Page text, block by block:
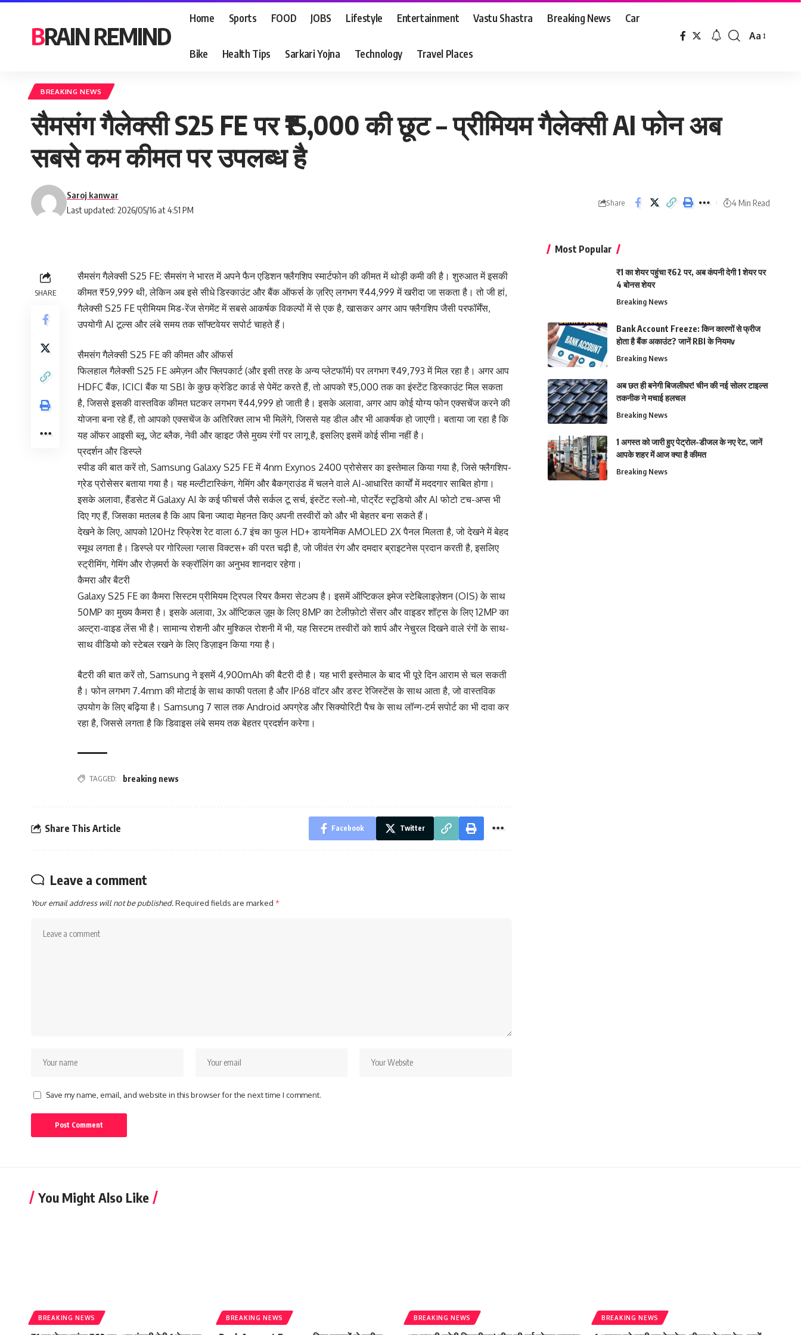
BRAIN REMIND
Home Sports FOOD JOBS Lifestyle Entertainment Vastu Shastra Breaking News Car
Bike Health Tips Sarkari Yojna Technology Travel Places
Font
Aa
BREAKING NEWS
सैमसंग गैलेक्सी S25 FE पर ₹15,000 की छूट – प्रीमियम गैलेक्सी AI फोन अब
सबसे कम कीमत पर उपलब्ध है
Last updated: 2026/05/16 at 4:51 PM
Saroj kanwar
Share 4 Min Read
SHARE
सैमसंग गैलेक्सी S25 FE: सैमसंग ने भारत में अपने फैन एडिशन फ्लैगशिप स्मार्टफोन की कीमत में थोड़ी कमी की है। शुरुआत में इसकी
कीमत ₹59,999 थी, लेकिन अब इसे सीधे डिस्काउंट और बैंक ऑफर्स के ज़रिए लगभग ₹44,999 में खरीदा जा सकता है। तो जी हां,
गैलेक्सी S25 FE प्रीमियम मिड-रेंज सेगमेंट में सबसे आकर्षक विकल्पों में से एक है, खासकर अगर आप फ्लैगशिप जैसी परफॉर्मेंस,
उपयोगी AI टूल्स और लंबे समय तक सॉफ्टवेयर सपोर्ट चाहते हैं।
सैमसंग गैलेक्सी S25 FE की कीमत और ऑफर्स
फिलहाल गैलेक्सी S25 FE अमेज़न और फ्लिपकार्ट (और इसी तरह के अन्य प्लेटफॉर्म) पर लगभग ₹49,793 में मिल रहा है। अगर आप
HDFC बैंक, ICICI बैंक या SBI के कुछ क्रेडिट कार्ड से पेमेंट करते हैं, तो आपको ₹5,000 तक का इंस्टेंट डिस्काउंट मिल सकता
है, जिससे इसकी वास्तविक कीमत घटकर लगभग ₹44,999 हो जाती है। इसके अलावा, अगर आप कोई योग्य फोन एक्सचेंज करने की
योजना बना रहे हैं, तो आपको एक्सचेंज के अतिरिक्त लाभ भी मिलेंगे, जिससे यह डील और भी आकर्षक हो जाएगी। बताया जा रहा है कि
यह ऑफर आइसी ब्लू, जेट ब्लैक, नेवी और व्हाइट जैसे मुख्य रंगों पर लागू है, इसलिए इसमें कोई सीमा नहीं है।
प्रदर्शन और डिस्प्ले
स्पीड की बात करें तो, Samsung Galaxy S25 FE में 4nm Exynos 2400 प्रोसेसर का इस्तेमाल किया गया है, जिसे फ्लैगशिप-
ग्रेड प्रोसेसर बताया गया है। यह मल्टीटास्किंग, गेमिंग और बैकग्राउंड में चलने वाले AI-आधारित कार्यों में मददगार साबित होगा।
इसके अलावा, हैंडसेट में Galaxy AI के कई फीचर्स जैसे सर्कल टू सर्च, इंस्टेंट स्लो-मो, पोर्ट्रेट स्टूडियो और AI फोटो टच-अप्स भी
दिए गए हैं, जिसका मतलब है कि आप बिना ज्यादा मेहनत किए अपनी तस्वीरों को और भी बेहतर बना सकते हैं।
देखने के लिए, आपको 120Hz रिफ्रेश रेट वाला 6.7 इंच का फुल HD+ डायनेमिक AMOLED 2X पैनल मिलता है, जो देखने में बेहद
स्मूथ लगता है। डिस्प्ले पर गोरिल्ला ग्लास विक्टस+ की परत चढ़ी है, जो जीवंत रंग और दमदार ब्राइटनेस प्रदान करती है, इसलिए
स्ट्रीमिंग, गेमिंग और रोज़मर्रा के स्क्रॉलिंग का अनुभव शानदार रहेगा।
कैमरा और बैटरी
Galaxy S25 FE का कैमरा सिस्टम प्रीमियम ट्रिपल रियर कैमरा सेटअप है। इसमें ऑप्टिकल इमेज स्टेबिलाइज़ेशन (OIS) के साथ
50MP का मुख्य कैमरा है। इसके अलावा, 3x ऑप्टिकल ज़ूम के लिए 8MP का टेलीफ़ोटो सेंसर और वाइडर शॉट्स के लिए 12MP का
अल्ट्रा-वाइड लेंस भी है। सामान्य रोशनी और मुश्किल रोशनी में भी, यह सिस्टम तस्वीरों को शार्प और नेचुरल दिखने वाले रंगों के साथ-
साथ वीडियो को स्टेबल रखने के लिए डिज़ाइन किया गया है।
बैटरी की बात करें तो, Samsung ने इसमें 4,900mAh की बैटरी दी है। यह भारी इस्तेमाल के बाद भी पूरे दिन आराम से चल सकती
है। फोन लगभग 7.4mm की मोटाई के साथ काफी पतला है और IP68 वॉटर और डस्ट रेजिस्टेंस के साथ आता है, जो वास्तविक
उपयोग के लिए बढ़िया है। Samsung 7 साल तक Android अपग्रेड और सिक्योरिटी पैच के साथ लॉन्ग-टर्म सपोर्ट का भी दावा कर
रहा है, जिससे लगता है कि डिवाइस लंबे समय तक बेहतर प्रदर्शन करेगा।
TAGGED: breaking news
Share This Article Facebook Twitter
Leave a comment
Your email address will not be published.Required fields are marked *
Save my name, email, and website in this browser for the next time I comment.
Most Popular
₹1 का शेयर पहुंचा ₹62 पर, अब कंपनी देगी 1 शेयर पर
4 बोनस शेयर
Breaking News
Bank Account Freeze: किन कारणों से फ्रीज
होता है बैंक अकाउंट? जानें RBI के नियमv
Breaking News
अब छत ही बनेगी बिजलीघर! चीन की नई सोलर टाइल्स
तकनीक ने मचाई हलचल
Breaking News
1 अगस्त को जारी हुए पेट्रोल-डीजल के नए रेट, जानें
आपके शहर में आज क्या है कीमत
Breaking News
You Might Also Like
BREAKING NEWS BREAKING NEWS BREAKING NEWS BREAKING NEWS